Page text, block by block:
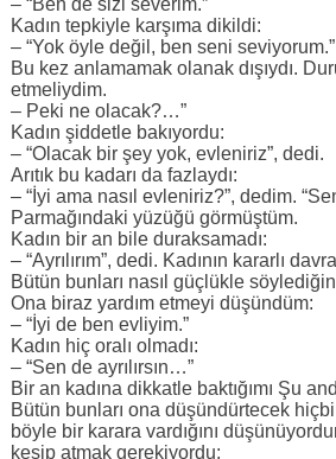
– “Ben de sizi severim.”
Kadın tepkiyle karşıma dikildi:
– “Yok öyle değil, ben seni seviyorum.”
Bu kez anlamamak olanak dışıydı.
etmeliydim.
– Peki ne olacak?…”
Kadın şiddetle bakıyordu:
– “Olacak bir şey yok, evleniriz”, dedi.
Arıtık bu kadarı da fazlaydı:
– “İyi ama nasıl evleniriz?”, dedim.
Parmağındaki yüzüğü görmüştüm.
Kadın bir an bile duraksamadı:
– “Ayrılırım”, dedi. Kadının kararlı
Bütün bunları nasıl güçlükle
Ona biraz yardım etmeyi düşündüm:
– “İyi de ben evliyim.”
Kadın hiç oralı olmadı:
– “Sen de ayrılırsın…”
Bir an kadına dikkatle baktığımı Şu
Bütün bunları ona düşündürtecek
böyle bir karara vardığını
kesip atmak gerekiyordu: